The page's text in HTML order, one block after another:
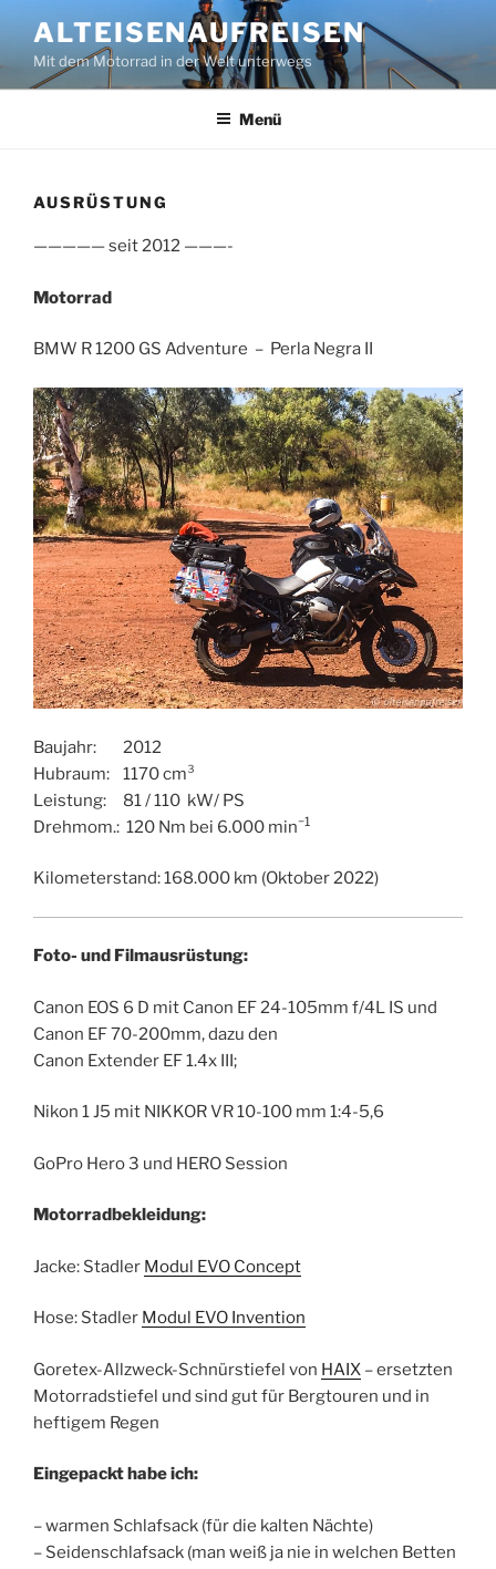
Inhalt
springen
ALTEISENAUFREISEN
Mit dem Motorrad in der Welt unterwegs
Menü
AUSRÜSTUNG
————— seit 2012 ———-
Motorrad
BMW R 1200 GS Adventure – Perla Negra II
Baujahr: 2012
Hubraum: 1170 cm³
Leistung: 81 / 110 kW/ PS
Drehmom.: 120 Nm bei 6.000 min−1
Kilometerstand: 168.000 km (Oktober 2022)
Foto- und Filmausrüstung:
Canon EOS 6 D mit Canon EF 24-105mm f/4L IS und
Canon EF 70-200mm, dazu den
Canon Extender EF 1.4x III;
Nikon 1 J5 mit NIKKOR VR 10-100 mm 1:4-5,6
GoPro Hero 3 und HERO Session
Motorradbekleidung:
Jacke: Stadler Modul EVO Concept
Hose: Stadler Modul EVO Invention
Goretex-Allzweck-Schnürstiefel von HAIX – ersetzten
Motorradstiefel und sind gut für Bergtouren und in
heftigem Regen
Eingepackt habe ich:
– warmen Schlafsack (für die kalten Nächte)
– Seidenschlafsack (man weiß ja nie in welchen Betten